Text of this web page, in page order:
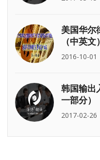
美国华尔
（中英文）
2016-10-01
韩国输出
一部分）
2017-02-26